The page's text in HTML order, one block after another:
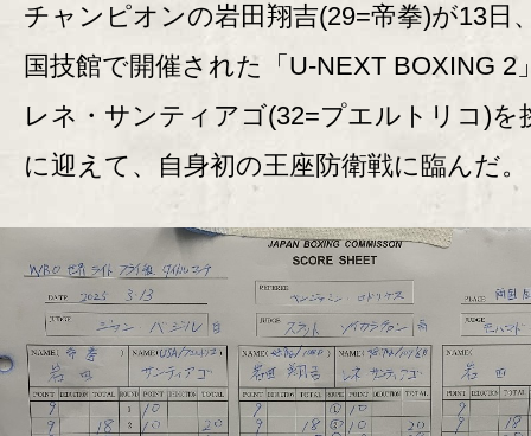
チャンピオンの岩田翔吉(29=帝拳)が13日
国技館で開催された「U-NEXT BOXING 2
レネ・サンティアゴ(32=プエルトリコ)を
に迎えて、自身初の王座防衛戦に臨んだ。